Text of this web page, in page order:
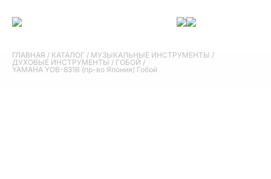
ГЛАВНАЯ / КАТАЛОГ / МУЗЫКАЛЬНЫЕ ИНСТРУМЕНТЫ /
ДУХОВЫЕ ИНСТРУМЕНТЫ / ГОБОЙ /
YAMAHA YOB-831B (пр-во Япония) Гобой